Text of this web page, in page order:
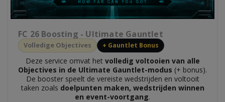
FC 26 Boosting - Ultimate Gauntlet
Volledige Objectives + Gauntlet Bonus
Deze service omvat het volledig voltooien van alle
Objectives in de Ultimate Gauntlet-modus (+ bonus).
De booster speelt de vereiste wedstrijden en voltooit
taken zoals doelpunten maken, wedstrijden winnen
en event-voortgang.